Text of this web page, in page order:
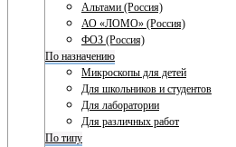
Альтами (Россия)
АО «ЛОМО» (Россия)
ФОЗ (Россия)
По назначению
Микроскопы для детей
Для школьников и студентов
Для лаборатории
Для различных работ
По типу